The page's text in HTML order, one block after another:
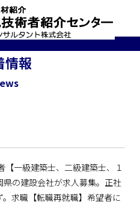
情報
【一級建築士、二級建築士、１
の建設会社が求人募集。正社
求職【転職再就職】希望者に